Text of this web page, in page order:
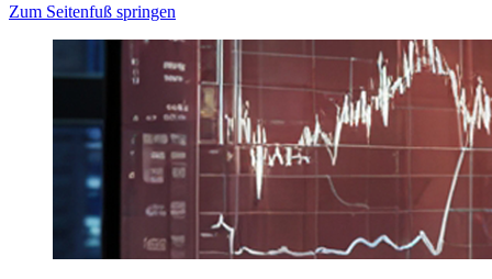
Zum Seitenfuß springen